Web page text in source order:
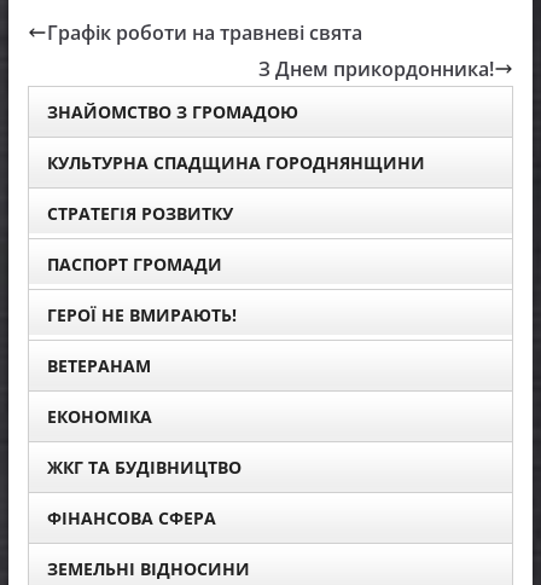
Графік роботи на травневі свята
З Днем прикордонника!
ЗНАЙОМСТВО З ГРОМАДОЮ
КУЛЬТУРНА СПАДЩИНА ГОРОДНЯНЩИНИ
СТРАТЕГІЯ РОЗВИТКУ
ПАСПОРТ ГРОМАДИ
ГЕРОЇ НЕ ВМИРАЮТЬ!
ВЕТЕРАНАМ
ЕКОНОМІКА
ЖКГ ТА БУДІВНИЦТВО
ФІНАНСОВА СФЕРА
ЗЕМЕЛЬНІ ВІДНОСИНИ